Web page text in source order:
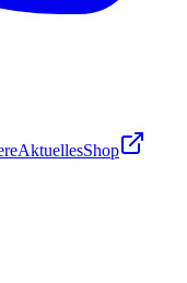
AktuellesShop